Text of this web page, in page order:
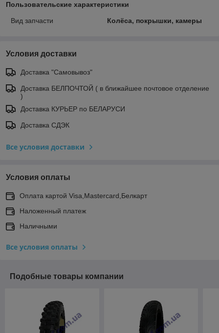
Пользовательские характеристики
Вид запчасти Колёса, покрышки, камеры
Условия доставки
Доставка "Самовывоз"
Доставка БЕЛПОЧТОЙ ( в ближайшее почтовое отделение
)
Доставка КУРЬЕР по БЕЛАРУСИ
Доставка СДЭК
Все условия доставки
Условия оплаты
Оплата картой Visa,Mastercard,Белкарт
Наложенный платеж
Наличными
Все условия оплаты
Подобные товары компании